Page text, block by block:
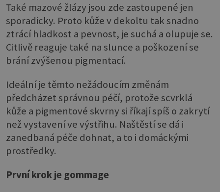
Také mazové žlázy jsou zde zastoupené jen
sporadicky. Proto kůže v dekoltu tak snadno
ztrácí hladkost a pevnost, je suchá a olupuje se.
Citlivě reaguje také na slunce a poškození se
brání zvýšenou pigmentací.
Ideální je těmto nežádoucím změnám
předcházet správnou péčí, protože scvrklá
kůže a pigmentové skvrny si říkají spíš o zakrytí
než vystavení ve výstřihu. Naštěstí se dá i
zanedbaná péče dohnat, a to i domáckými
prostředky.
První krok je gommage